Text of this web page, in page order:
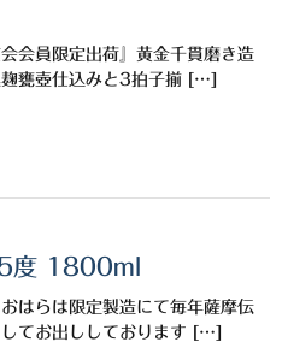
会員限定出荷』黄金千貫磨き造
麹甕壺仕込みと3拍子揃 […]
度 1800ml
はらは限定製造にて毎年薩摩伝
てお出ししております […]